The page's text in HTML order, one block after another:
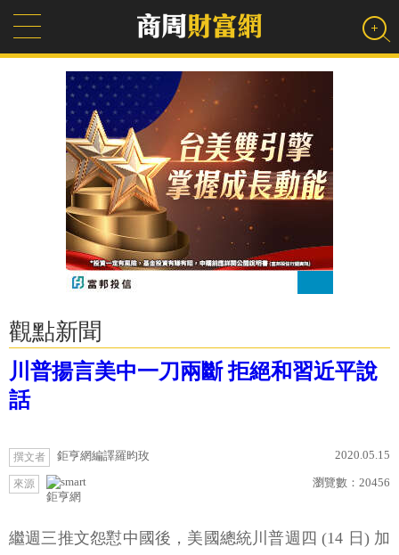
觀點新聞
川普揚言美中一刀兩斷 拒絕和習近平說
話
撰文者 鉅亨網編譯羅昀玫 2020.05.15
來源
鉅亨網
瀏覽數： 20456
繼週三推文怨懟中國後，美國總統川普週四 (14 日) 加